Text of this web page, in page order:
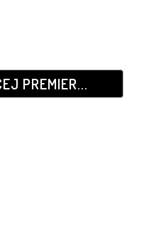
PREMIER...